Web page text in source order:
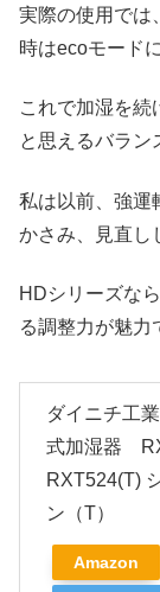
実際の使用では
時はecoモード
これで加湿を続
と思えるバラン
私は以前、強運
かさみ、見直し
HDシリーズな
る調整力が魅力
ダイニチ工
式加湿器
RXT524(T)
ン（T）
Amazon